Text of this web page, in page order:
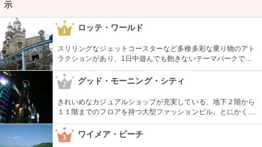
示
1 ロッテ・ワールド
スリリングなジェットコースターなど多種多彩な乗り物のアト
ラクションがあり、1日中遊んでも飽きないテーマパークで
す。ドラマ『ボスを守れ』のロケ地としても有名になりまし
た。夜はお城のライトアップもあり、デートで訪れるのも楽し
そうです。
2 グッド・モーニング・シティ
きれいめなカジュアルショップが充実している、地下２階から
１１階までのフロアを持つ大型ファッションビル。とにかく品
揃えが豊富なので見て回るのも大変！そんな時は、８階と９階
はフードコートになっているので、休憩しながらも出来て
Good！９階から１１階には映画館も入っているので、韓国語
3 ワイメア・ビーチ